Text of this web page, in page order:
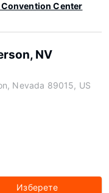
Center
NV
Nevada 89015, US
Изберете